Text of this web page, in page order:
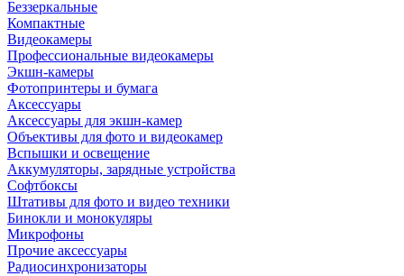
Беззеркальные
Компактные
Видеокамеры
Профессиональные видеокамеры
Экшн-камеры
Фотопринтеры и бумага
Аксессуары
Аксессуары для экшн-камер
Объективы для фото и видеокамер
Вспышки и освещение
Аккумуляторы, зарядные устройства
Софтбоксы
Штативы для фото и видео техники
Бинокли и монокуляры
Микрофоны
Прочие аксессуары
Радиосинхронизаторы